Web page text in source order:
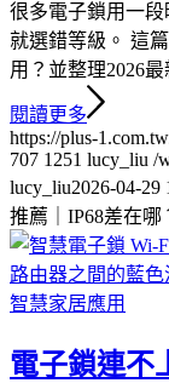
很多電子鎖用一
就選錯等級。 這
用？並整理2026
閱讀更多
https://plus-
707 1251 lucy_liu /
lucy_liu2026-04-29
推薦｜IP68差在哪
電子鎖連不